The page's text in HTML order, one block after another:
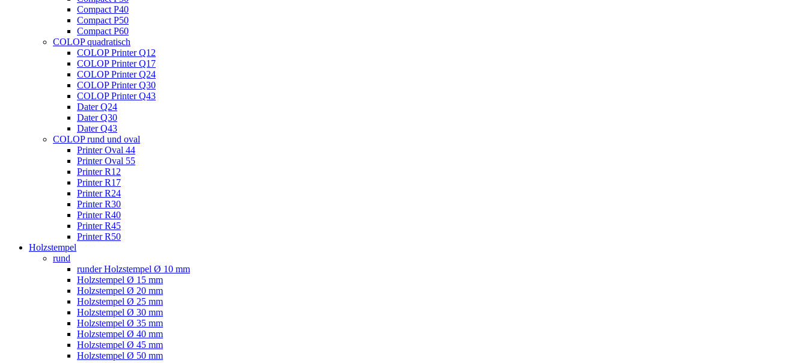
Compact P40
Compact P50
Compact P60
COLOP quadratisch
COLOP Printer Q12
COLOP Printer Q17
COLOP Printer Q24
COLOP Printer Q30
COLOP Printer Q43
Dater Q24
Dater Q30
Dater Q43
COLOP rund und oval
Printer Oval 44
Printer Oval 55
Printer R12
Printer R17
Printer R24
Printer R30
Printer R40
Printer R45
Printer R50
Holzstempel
rund
runder Holzstempel Ø 10 mm
Holzstempel Ø 15 mm
Holzstempel Ø 20 mm
Holzstempel Ø 25 mm
Holzstempel Ø 30 mm
Holzstempel Ø 35 mm
Holzstempel Ø 40 mm
Holzstempel Ø 45 mm
Holzstempel Ø 50 mm